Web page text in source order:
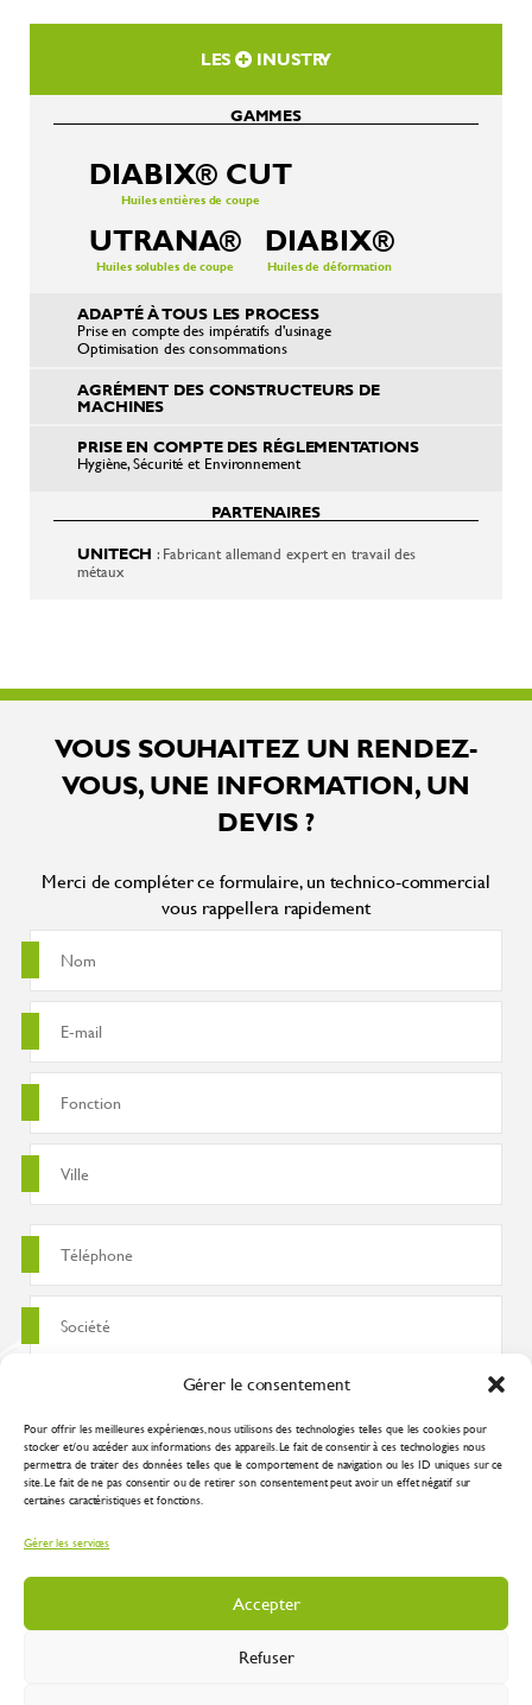
Gérer le consentement
Pour offrir les meilleures expériences, nous utilisons des technologies telles que les cookies pour
stocker et/ou accéder aux informations des appareils. Le fait de consentir à ces technologies nous
permettra de traiter des données telles que le comportement de navigation ou les ID uniques sur ce
site. Le fait de ne pas consentir ou de retirer son consentement peut avoir un effet négatif sur
certaines caractéristiques et fonctions.
Gérer les services
Accepter
Refuser
LES INUSTRY
GAMMES
DIABIX® CUT
Huiles entières de coupe
UTRANA®
Huiles solubles de coupe
DIABIX®
Huiles de déformation
ADAPTÉ À TOUS LES PROCESS
Prise en compte des impératifs d'usinage
Optimisation des consommations
AGRÉMENT DES CONSTRUCTEURS DE
MACHINES
PRISE EN COMPTE DES RÉGLEMENTATIONS
Hygiène, Sécurité et Environnement
PARTENAIRES
UNITECH : Fabricant allemand expert en travail des
métaux
VOUS SOUHAITEZ UN RENDEZ-
VOUS, UNE INFORMATION, UN
DEVIS ?
Merci de compléter ce formulaire, un technico-commercial
vous rappellera rapidement
J'accepte que ces données soient utilisées pour traiter ma demande